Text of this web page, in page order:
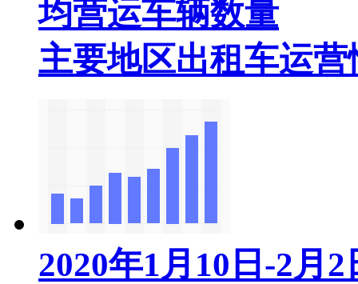
均营运车辆数量
主要地区出租车运营
2020年1月10日-2月